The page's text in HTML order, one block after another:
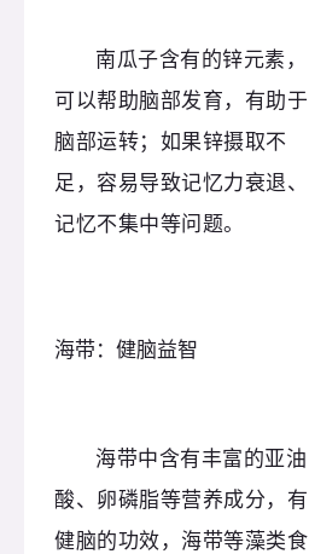
南瓜子含有的锌元素，
可以帮助脑部发育，有助于
脑部运转；如果锌摄取不
足，容易导致记忆力衰退、
记忆不集中等问题。
海带：健脑益智
海带中含有丰富的亚油
酸、卵磷脂等营养成分，有
健脑的功效，海带等藻类食